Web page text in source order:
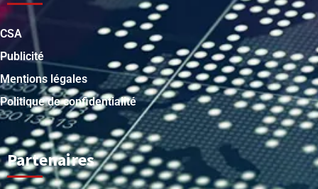
CSA
Publicité
Mentions légales
Politique de confidentialité
Partenaires